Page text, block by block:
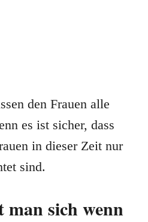
den Frauen alle
es ist sicher, dass
in dieser Zeit nur
sind.
sich wenn